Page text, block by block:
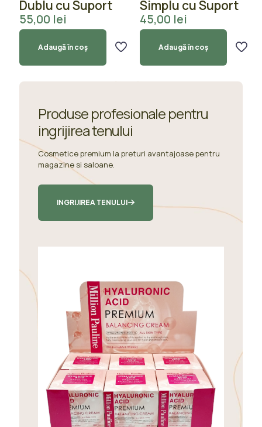
Dublu cu Suport
55,00 lei
Adaugă în coș
Simplu cu Suport
45,00 lei
Adaugă în coș
Produse profesionale pentru
ingrijirea tenului
Cosmetice premium la preturi avantajoase pentru
magazine si saloane.
INGRIJIREA TENULUI